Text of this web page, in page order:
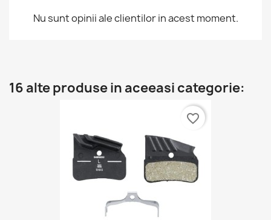
Nu sunt opinii ale clientilor in acest moment.
16 alte produse in aceeasi categorie:
favorite_border